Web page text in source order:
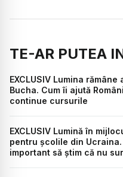
TE-AR PUTEA
EXCLUSIV Lumina
Bucha. Cum îi ajută
continue cursurile
EXCLUSIV Lumină în
pentru școlile din
important să știm că nu